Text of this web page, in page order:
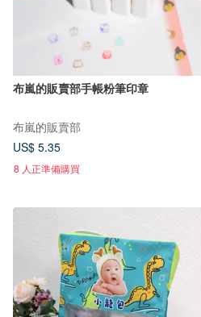
布嵐的販賣部手帳粉筆印章
布嵐的販賣部
US$ 5.35
8 人正準備購買